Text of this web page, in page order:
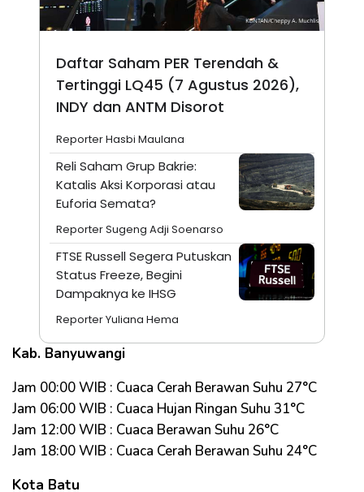
Daftar Saham PER Terendah &
Tertinggi LQ45 (7 Agustus 2026),
INDY dan ANTM Disorot
Reporter Hasbi Maulana
Reli Saham Grup Bakrie:
Katalis Aksi Korporasi atau
Euforia Semata?
Reporter Sugeng Adji Soenarso
FTSE Russell Segera Putuskan
Status Freeze, Begini
Dampaknya ke IHSG
Reporter Yuliana Hema
Kab. Banyuwangi
Jam 00:00 WIB : Cuaca Cerah Berawan Suhu 27°C
Jam 06:00 WIB : Cuaca Hujan Ringan Suhu 31°C
Jam 12:00 WIB : Cuaca Berawan Suhu 26°C
Jam 18:00 WIB : Cuaca Cerah Berawan Suhu 24°C
Kota Batu